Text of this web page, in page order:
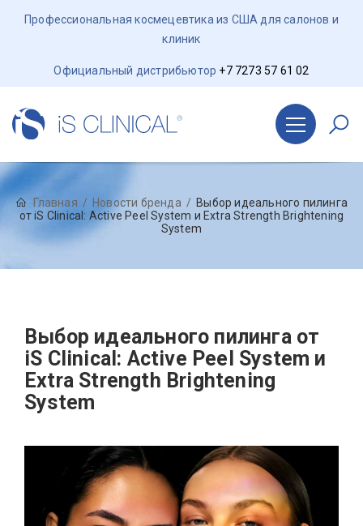
Профессиональная космецевтика из США для салонов и
клиник
Официальный дистрибьютор +7 7273 57 61 02
Главная Новости бренда
Выбор идеального пилинга
от iS Clinical: Active Peel System и Extra Strength Brightening
System
Выбор идеального пилинга от
iS Clinical: Active Peel System и
Extra Strength Brightening
System